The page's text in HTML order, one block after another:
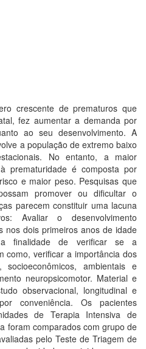
crescente de prematuros que
fez aumentar a demanda por
ao seu desenvolvimento. A
a população de extremo baixo
No entanto, a maior
prematuridade é composta por
e maior peso. Pesquisas que
promover ou dificultar o
parecem constituir uma lacuna
Avaliar o desenvolvimento
nos dois primeiros anos de idade
a finalidade de verificar se a
como, verificar a importância dos
ambientais e
neuropsicomotor. Material e
observacional, longitudinal e
conveniência. Os pacientes
de Terapia Intensiva de
foram comparados com grupo de
pelo Teste de Triagem de